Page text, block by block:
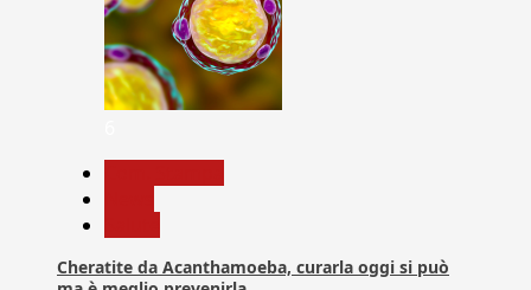
Cheratite da Acanthamoeba, curarla oggi si può